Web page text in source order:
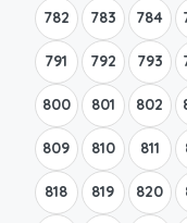
782 783 784
791 792 793
800 801 802
809 810 811
818 819 820